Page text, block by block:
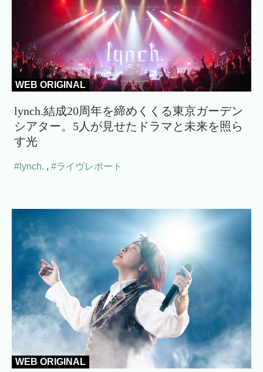
WEB ORIGINAL
lynch.結成20周年を締めくくる東京ガーデン
シアター。5人が見せたドラマと未来を照ら
す光
#lynch. , #ライヴレポート
WEB ORIGINAL